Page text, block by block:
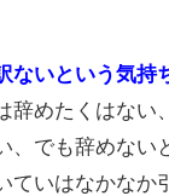
ないという気持
辞めたくはない
、でも辞めない
ていはなかなか